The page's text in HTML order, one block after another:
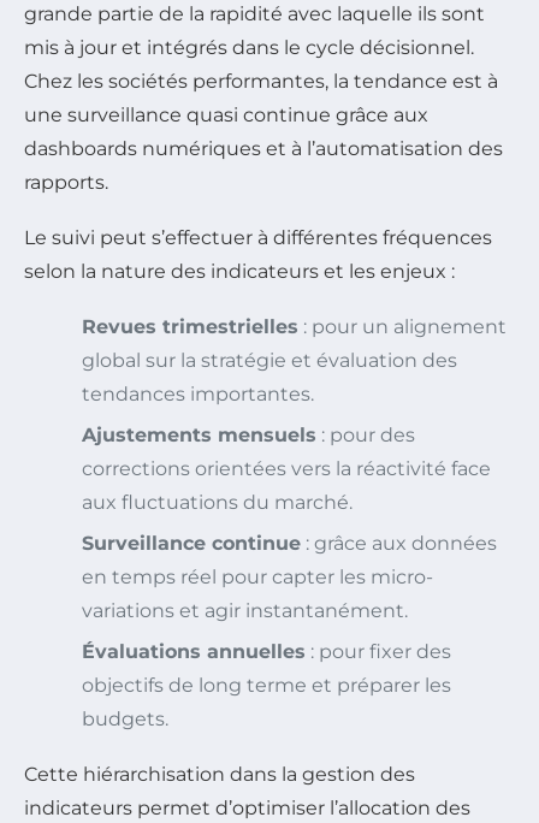
grande partie de la rapidité avec laquelle ils sont
mis à jour et intégrés dans le cycle décisionnel.
Chez les sociétés performantes, la tendance est à
une surveillance quasi continue grâce aux
dashboards numériques et à l’automatisation des
rapports.
Le suivi peut s’effectuer à différentes fréquences
selon la nature des indicateurs et les enjeux :
Revues trimestrielles : pour un alignement
global sur la stratégie et évaluation des
tendances importantes.
Ajustements mensuels : pour des
corrections orientées vers la réactivité face
aux fluctuations du marché.
Surveillance continue : grâce aux données
en temps réel pour capter les micro-
variations et agir instantanément.
Évaluations annuelles : pour fixer des
objectifs de long terme et préparer les
budgets.
Cette hiérarchisation dans la gestion des
indicateurs permet d’optimiser l’allocation des